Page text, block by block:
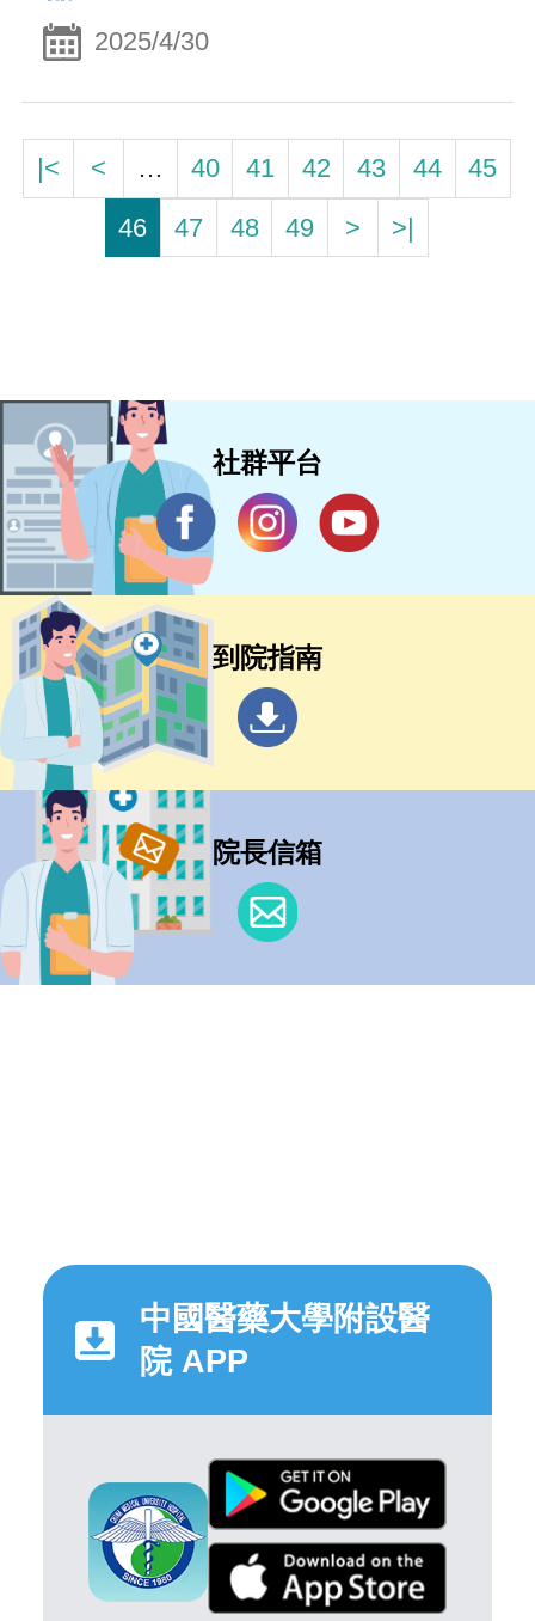
2025/4/30
|< < … 40 41 42 43 44
45
46
47 48 49 > >|
社群平台
到院指南
院長信箱
中國醫藥大學附設醫
院 APP